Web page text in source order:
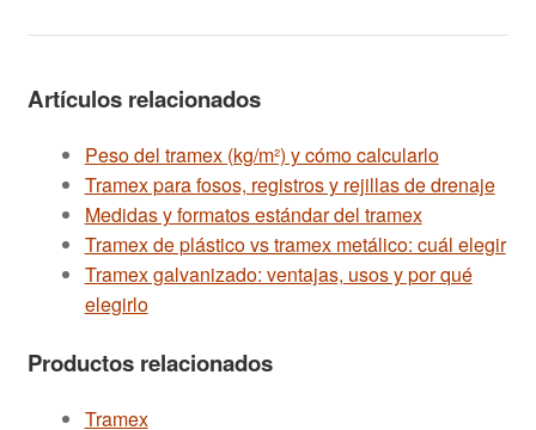
Artículos relacionados
Peso del tramex (kg/m²) y cómo calcularlo
Tramex para fosos, registros y rejillas de drenaje
Medidas y formatos estándar del tramex
Tramex de plástico vs tramex metálico: cuál elegir
Tramex galvanizado: ventajas, usos y por qué
elegirlo
Productos relacionados
Tramex